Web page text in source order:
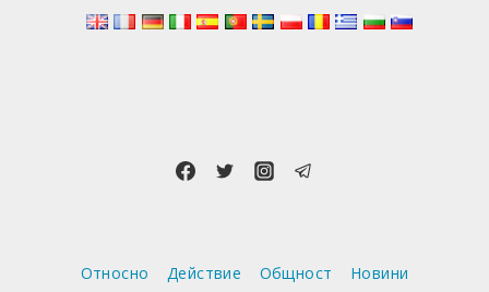
ЧЕ
ЦИФРОВАТА
БРОЙ
Относно Действие Общност Новини